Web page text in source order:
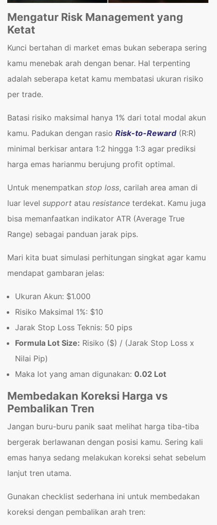
Mengatur Risk Management yang
Ketat
Kunci bertahan di market emas bukan seberapa sering
kamu menebak arah dengan benar. Hal terpenting
adalah seberapa ketat kamu membatasi ukuran risiko
per trade.
Batasi risiko maksimal hanya 1% dari total modal akun
kamu. Padukan dengan rasio Risk-to-Reward(R:R)
minimal berkisar antara 1:2 hingga 1:3 agar prediksi
harga emas harianmu berujung profit optimal.
Untuk menempatkan stop loss, carilah area aman di
luar level support atau resistance terdekat. Kamu juga
bisa memanfaatkan indikator ATR (Average True
Range) sebagai panduan jarak pips.
Mari kita buat simulasi perhitungan singkat agar kamu
mendapat gambaran jelas:
Ukuran Akun: $1.000
Risiko Maksimal 1%: $10
Jarak Stop Loss Teknis: 50 pips
Formula Lot Size: Risiko ($) / (Jarak Stop Loss x
Nilai Pip)
Maka lot yang aman digunakan: 0.02 Lot
Membedakan Koreksi Harga vs
Pembalikan Tren
Jangan buru-buru panik saat melihat harga tiba-tiba
bergerak berlawanan dengan posisi kamu. Sering kali
emas hanya sedang melakukan koreksi sehat sebelum
lanjut tren utama.
Gunakan checklist sederhana ini untuk membedakan
koreksi dengan pembalikan arah tren: